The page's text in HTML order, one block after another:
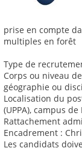
prise en compte
multiples en forêt
Type de
Corps ou niveau
géographie ou
Localisation du
(UPPA), campus de
Rattachement
Encadrement :
Les candidats